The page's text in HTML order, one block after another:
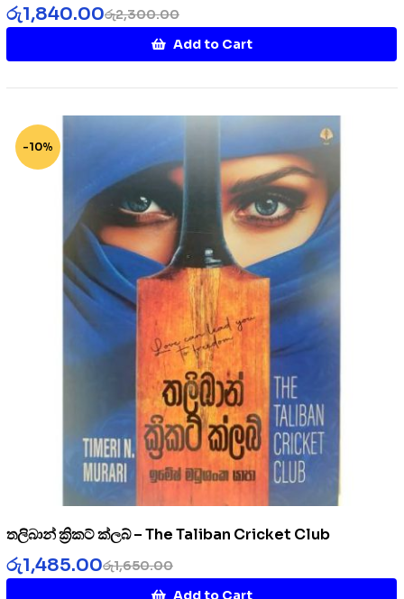
රු2,300.00
රු1,840.00
Add to Cart
-10%
තලිබාන් ක්‍රිකට් ක්ලබ් – The Taliban Cricket Club
රු1,650.00
රු1,485.00